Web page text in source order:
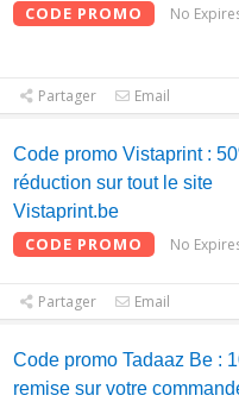
CODE PROMO No
Partager Email
Code promo Vistaprint :
réduction sur tout le site
Vistaprint.be
CODE PROMO No
Partager Email
Code promo Tadaaz Be :
remise sur votre